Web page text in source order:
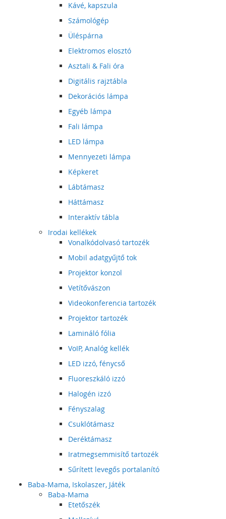
Kávé, kapszula
Számológép
Üléspárna
Elektromos elosztó
Asztali & Fali óra
Digitális rajztábla
Dekorációs lámpa
Egyéb lámpa
Fali lámpa
LED lámpa
Mennyezeti lámpa
Képkeret
Lábtámasz
Háttámasz
Interaktív tábla
Irodai kellékek
Vonalkódolvasó tartozék
Mobil adatgyűjtő tok
Projektor konzol
Vetítővászon
Videokonferencia tartozék
Projektor tartozék
Lamináló fólia
VoIP, Analóg kellék
LED izzó, fénycső
Fluoreszkáló izzó
Halogén izzó
Fényszalag
Csuklótámasz
Deréktámasz
Iratmegsemmisítő tartozék
Sűrített levegős portalanító
Baba-Mama, Iskolaszer, Játék
Baba-Mama
Etetőszék